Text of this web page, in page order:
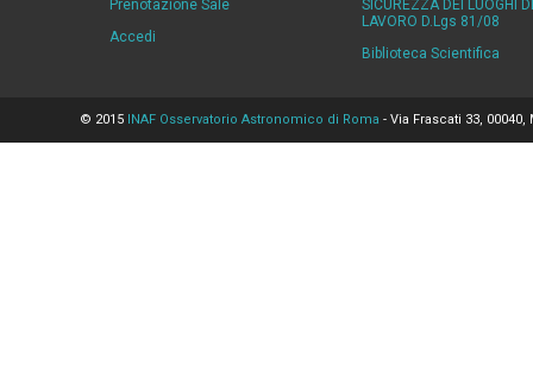
Prenotazione Sale
Accedi
SICUREZZA DEI LUOGHI DI
LAVORO D.Lgs 81/08
Biblioteca Scientifica
© 2015 INAF Osservatorio Astronomico di Roma - Via Frascati 33,